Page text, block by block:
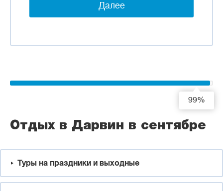
Далее
99%
Отдых в Дарвин в сентябре
Туры на праздники и выходные